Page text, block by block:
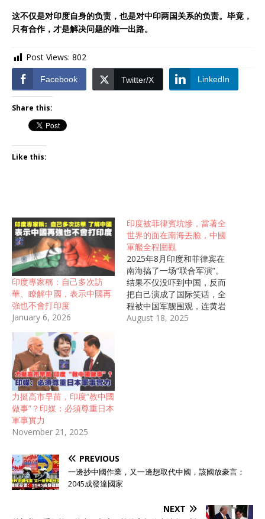
这不仅是对印度自身的负责，也是对中印两国关系的负责。毕竟，
只有合作，才是解决问题的唯一出路。
Post Views: 802
Facebook Twitter/X LinkedIn
Share this:
Like this:
印度專家稱：自己多次訪
華、瞭解中國，表示中國再
強也不會打印度
January 6, 2026
印度被菲律賓坑慘，當著全
世界的面在南海丟臉，中國
軍艦全程圍觀
2025年8月印度和菲律宾在
南海搞了一场“联合军演”。
结果不仅没吓到中国，反而
把自己演成了国际笑话，全
程被中国军舰围观，连黄岩
岛的边儿都没敢碰！ 事情是
合演出，把家底都拿出来
了一圈，在自己后花园里转
August 18, 2025
力挺高市早苗，印度“教中國
做事”？印媒：必須尊重日本
軍事實力
November 21, 2025
PREVIOUS
一邊抄中國作業，又一邊想取代中國，該國放豪言：
2045成發達國家
NEXT